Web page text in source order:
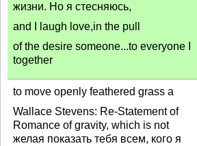
жизни. Но я стесняюсь,
and I laugh love,in the pull
of the desire someone...to everyone I
together
to move openly feathered grass a
Wallace Stevens: Re-Statement of
Romance of gravity, which is not
желая показать тебя всем, кого я